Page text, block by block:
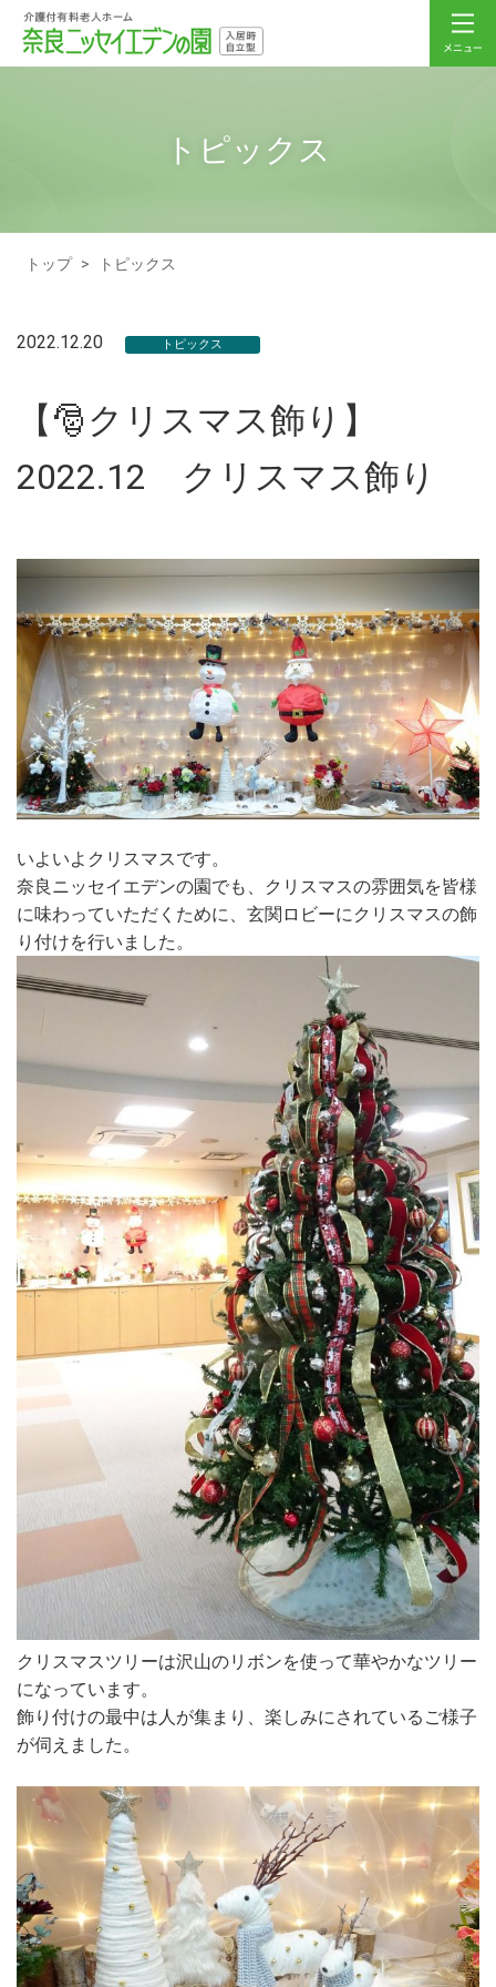
トピックス
トップ > トピックス
2022.12.20 トピックス
【🎅クリスマス飾り】
2022.12 クリスマス飾り
いよいよクリスマスです。
奈良ニッセイエデンの園でも、クリスマスの雰囲気を皆様
に味わっていただくために、玄関ロビーにクリスマスの飾
り付けを行いました。
クリスマスツリーは沢山のリボンを使って華やかなツリー
になっています。
飾り付けの最中は人が集まり、楽しみにされているご様子
が伺えました。